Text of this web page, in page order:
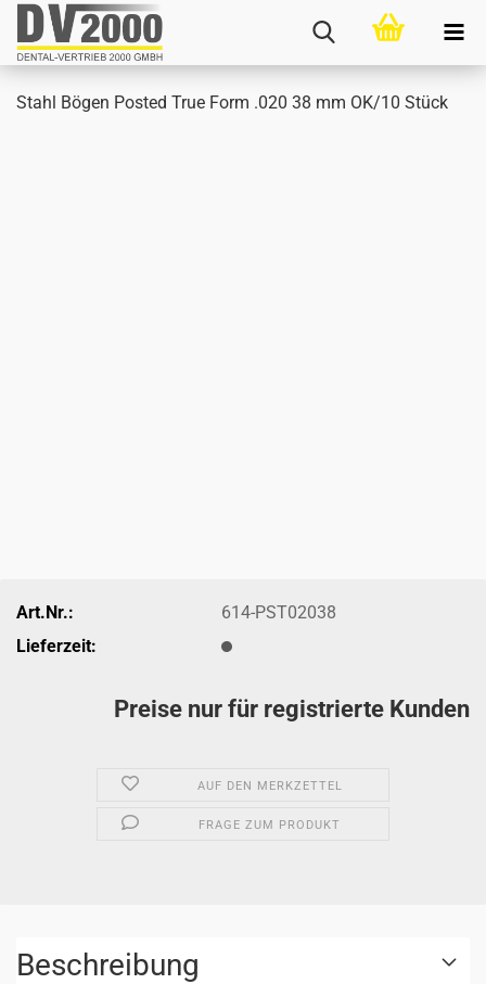
Stahl Bögen Posted True Form .020 38 mm OK/10 Stück
Art.Nr.:
614-PST02038
Lieferzeit:
Preise nur für registrierte Kunden
AUF DEN MERKZETTEL
FRAGE ZUM PRODUKT
Beschreibung